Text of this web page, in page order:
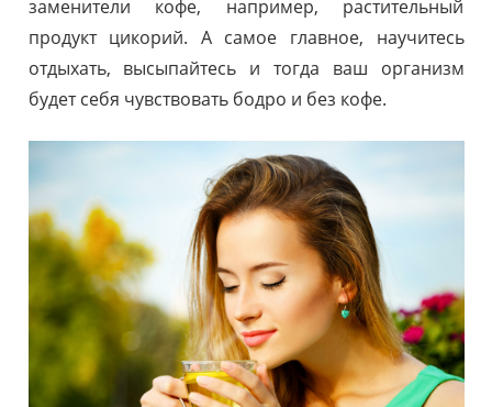
заменители кофе, например, растительный
продукт цикорий. А самое главное, научитесь
отдыхать, высыпайтесь и тогда ваш организм
будет себя чувствовать бодро и без кофе.